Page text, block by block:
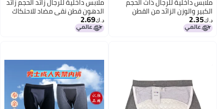
ملابس داخلية للرجال ذات الحجم
الكبير والوزن الزائد من القطن
الخالص، مقاومة للاحتكاك، بنطلون
رياضي طويل مع خصر عالي وبوكسر
د.ك‏2.35
ملابس داخلية للرجال زائد الحجم زائد
الدهون قطن نقي مضاد للاحتكاك
بنطلون رياضي طويل مع خصر عالي
وبوكسر
د.ك‏2.69